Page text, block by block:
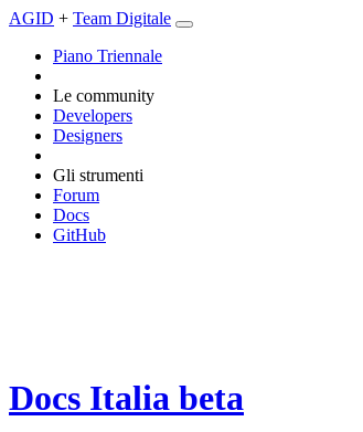
AGID + Team Digitale
Piano Triennale
Le community
Developers
Designers
Gli strumenti
Forum
Docs
GitHub
Docs Italia beta